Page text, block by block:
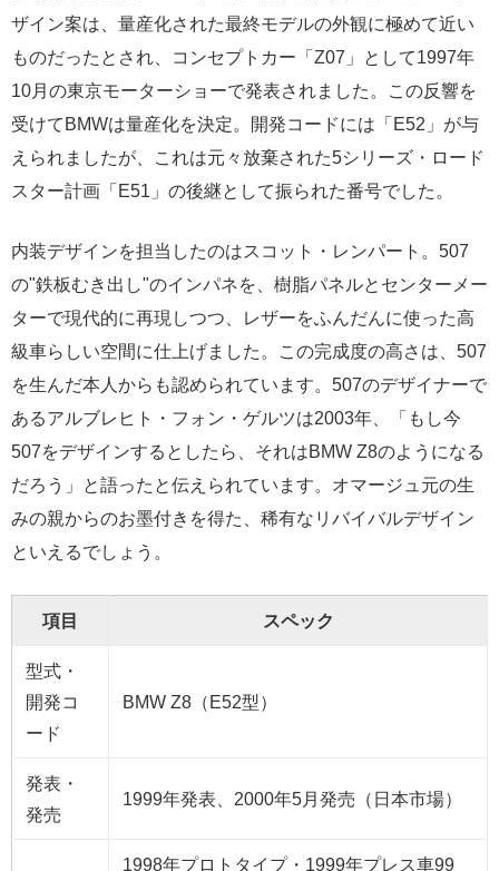
ザイン案は、量産化された最終モデルの外観に極めて近い
ものだったとされ、コンセプトカー「Z07」として1997年
10月の東京モーターショーで発表されました。この反響を
受けてBMWは量産化を決定。開発コードには「E52」が与
えられましたが、これは元々放棄された5シリーズ・ロード
スター計画「E51」の後継として振られた番号でした。
内装デザインを担当したのはスコット・レンパート。507
の"鉄板むき出し"のインパネを、樹脂パネルとセンターメー
ターで現代的に再現しつつ、レザーをふんだんに使った高
級車らしい空間に仕上げました。この完成度の高さは、507
を生んだ本人からも認められています。507のデザイナーで
あるアルブレヒト・フォン・ゲルツは2003年、「もし今
507をデザインするとしたら、それはBMW Z8のようになる
だろう」と語ったと伝えられています。オマージュ元の生
みの親からのお墨付きを得た、稀有なリバイバルデザイン
といえるでしょう。
項目 スペック
型式・
開発コ
ード
BMW Z8（E52型）
発表・
発売
1999年発表、2000年5月発売（日本市場）
1998年プロトタイプ・1999年プレス車99